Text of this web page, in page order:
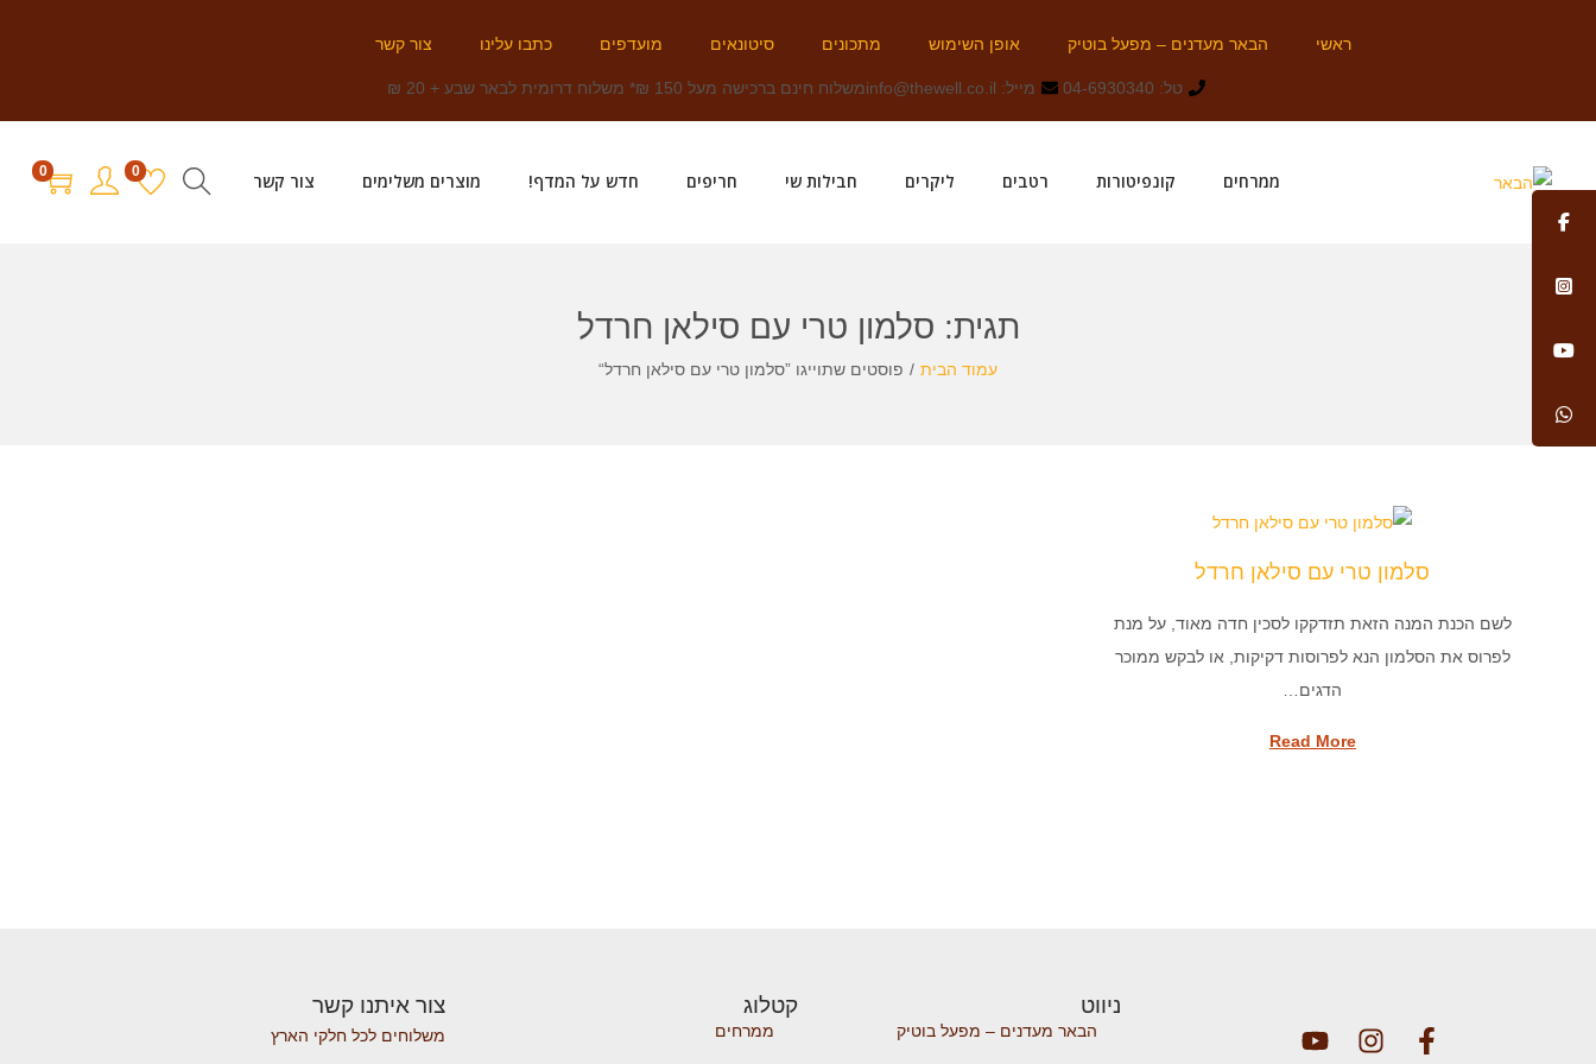
ראשי הבאר מעדנים – מפעל בוטיק אופן השימוש מתכונים סיטונאים מועדפים כתבו עלינו צור קשר
טל: 04-6930340 מייל: info@thewell.co.il משלוח חינם ברכישה מעל 150 ₪ * משלוח דרומית לבאר שבע + 20 ₪
ממרחים קונפיטורות רטבים ליקרים חבילות שי חריפים חדש על המדף! מוצרים משלימים צור קשר 0
0
תגית: סלמון טרי עם סילאן חרדל
עמוד הבית / פוסטים שתוייגו ”סלמון טרי עם סילאן חרדל“
סלמון טרי עם סילאן חרדל
לשם הכנת המנה הזאת תזדקקו לסכין חדה מאוד, על מנת
לפרוס את הסלמון הנא לפרוסות דקיקות, או לבקש ממוכר
הדגים…
Read More
ניווט
הבאר מעדנים – מפעל בוטיק
קטלוג
ממרחים
צור איתנו קשר
משלוחים לכל חלקי הארץ